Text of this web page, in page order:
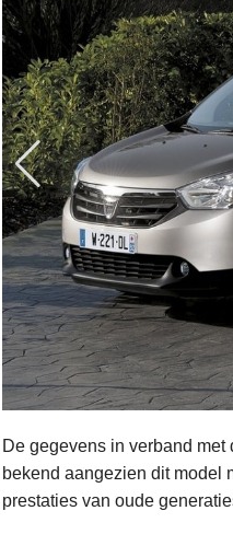
De gegevens in verband
bekend aangezien dit model
prestaties van oude